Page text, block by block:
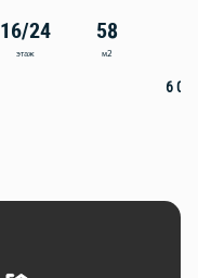
16/24
этаж
58
м2
6 000